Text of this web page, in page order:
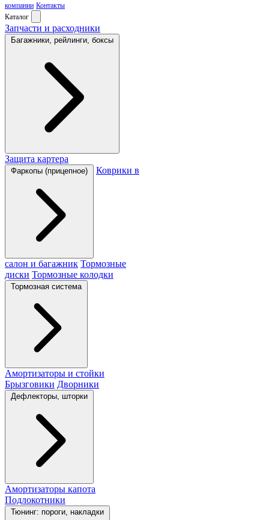
компании Контакты
Каталог
Запчасти и расходники
Багажники, рейлинги, боксы
Защита картера
Фаркопы (прицепное) Коврики в
салон и багажник Тормозные
диски Тормозные колодки
Тормозная система
Амортизаторы и стойки
Брызговики Дворники
Дефлекторы, шторки
Амортизаторы капота
Подлокотники
Тюнинг: пороги, накладки